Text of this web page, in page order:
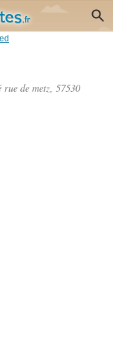
rue de metz, 57530